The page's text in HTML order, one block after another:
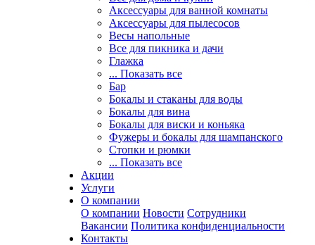
Аксессуары для ванной комнаты
Аксессуары для пылесосов
Весы напольные
Все для пикника и дачи
Глажка
... Показать все
Бар
Бокалы и стаканы для воды
Бокалы для вина
Бокалы для виски и коньяка
Фужеры и бокалы для шампанского
Стопки и рюмки
... Показать все
Акции
Услуги
О компании
О компании Новости Сотрудники
Вакансии Политика конфиденциальности
Контакты